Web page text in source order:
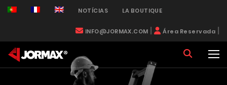
NOTÍCIAS LA BOUTIQUE
INFO@JORMAX.COM | Área Reservada